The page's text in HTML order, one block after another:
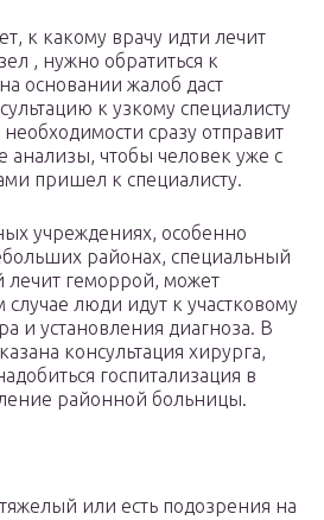
к какому врачу идти лечит
, нужно обратиться к
основании жалоб даст
к узкому специалисту
сразу отправит
анализы, чтобы человек уже с
пришел к специалисту.
учреждениях, особенно
районах, специальный
лечит геморрой, может
случае люди идут к участковому
и установления диагноза. В
консультация хирурга,
госпитализация в
районной больницы.
или есть подозрения на